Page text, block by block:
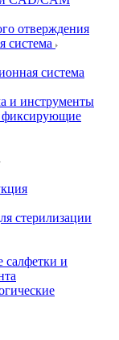
отверждения
система
система
и инструменты
фиксирующие
стерилизации
салфетки и